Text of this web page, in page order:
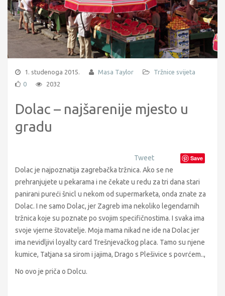
1. studenoga 2015. Masa Taylor
Tržnice svijeta
0
2032
Dolac – najšarenije mjesto u
gradu
Tweet Save
Dolac je najpoznatija zagrebačka tržnica. Ako se ne
prehranjujete u pekarama i ne čekate u redu za tri dana stari
panirani pureći šnicl u nekom od supermarketa, onda znate za
Dolac. I ne samo Dolac, jer Zagreb ima nekoliko legendarnih
tržnica koje su poznate po svojim specifičnostima. I svaka ima
svoje vjerne štovatelje. Moja mama nikad ne ide na Dolac jer
ima nevidljivi loyalty card Trešnjevačkog placa. Tamo su njene
kumice, Tatjana sa sirom i jajima, Drago s Plešivice s povrćem..,
No ovo je priča o Dolcu.